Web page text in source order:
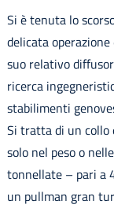
Si è tenuta lo
delicata
suo relativo
ricerca
stabilimenti
Si tratta di un collo
solo nel peso o
tonnellate – pari a
un pullman gran